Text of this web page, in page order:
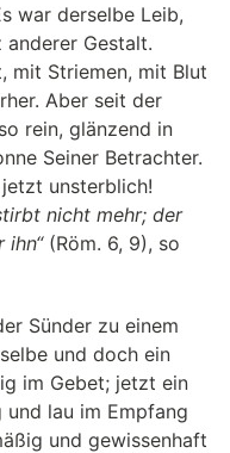
war derselbe Leib,
Gestalt.
mit Striemen, mit Blut
Aber seit der
rein, glänzend in
Seiner Betrachter.
unsterblich!
nicht mehr; der
ihn“(Röm. 6, 9), so
Sünder zu einem
und doch ein
im Gebet; jetzt ein
und lau im Empfang
und gewissenhaft